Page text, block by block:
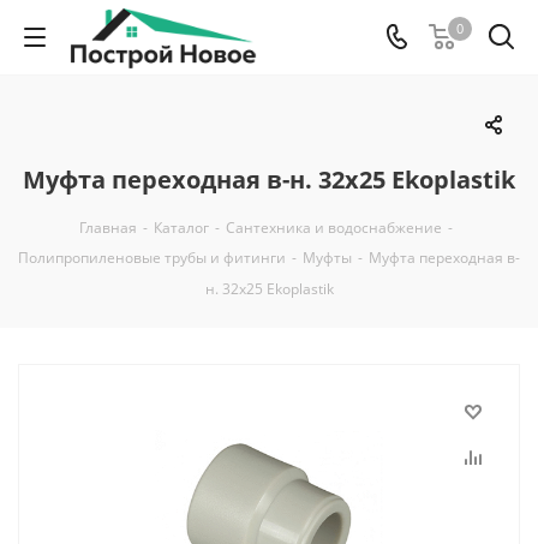
0
Муфта переходная в-н. 32х25 Ekoplastik
Главная - Каталог - Сантехника и водоснабжение -
Полипропиленовые трубы и фитинги - Муфты - Муфта переходная в-
н. 32х25 Ekoplastik